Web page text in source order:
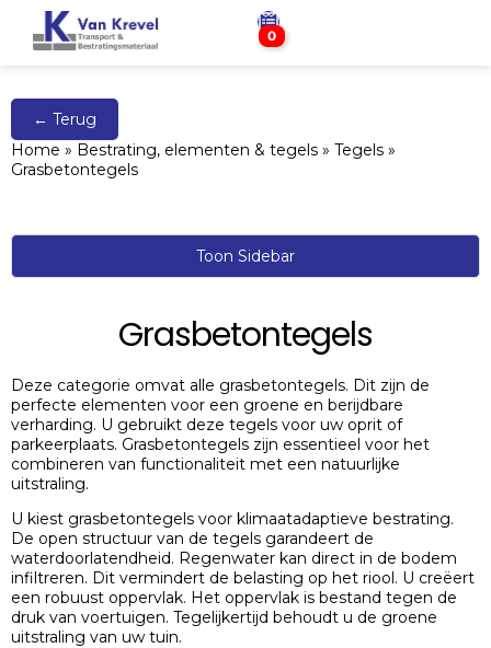
0
← Terug
Home » Bestrating, elementen & tegels » Tegels »
Grasbetontegels
Toon Sidebar
Grasbetontegels
Deze categorie omvat alle grasbetontegels. Dit zijn de
perfecte elementen voor een groene en berijdbare
verharding. U gebruikt deze tegels voor uw oprit of
parkeerplaats. Grasbetontegels zijn essentieel voor het
combineren van functionaliteit met een natuurlijke
uitstraling.
U kiest grasbetontegels voor klimaatadaptieve bestrating.
De open structuur van de tegels garandeert de
waterdoorlatendheid. Regenwater kan direct in de bodem
infiltreren. Dit vermindert de belasting op het riool. U creëert
een robuust oppervlak. Het oppervlak is bestand tegen de
druk van voertuigen. Tegelijkertijd behoudt u de groene
uitstraling van uw tuin.